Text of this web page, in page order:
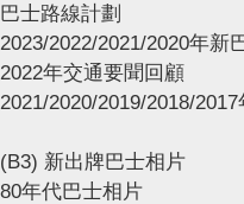
巴士路線計劃
2023/2022/2021/2020年新
2022年交通要聞回顧
2021/2020/2019/2018/
(B3) 新出牌巴士相片
80年代巴士相片